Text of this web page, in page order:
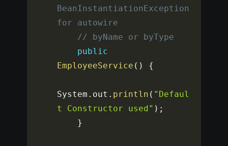
BeanInstantiationException
for autowire
// byName or byType
public
EmployeeService ( ) {
System . out . println ( "Defaul
t Constructor used" ) ;
}